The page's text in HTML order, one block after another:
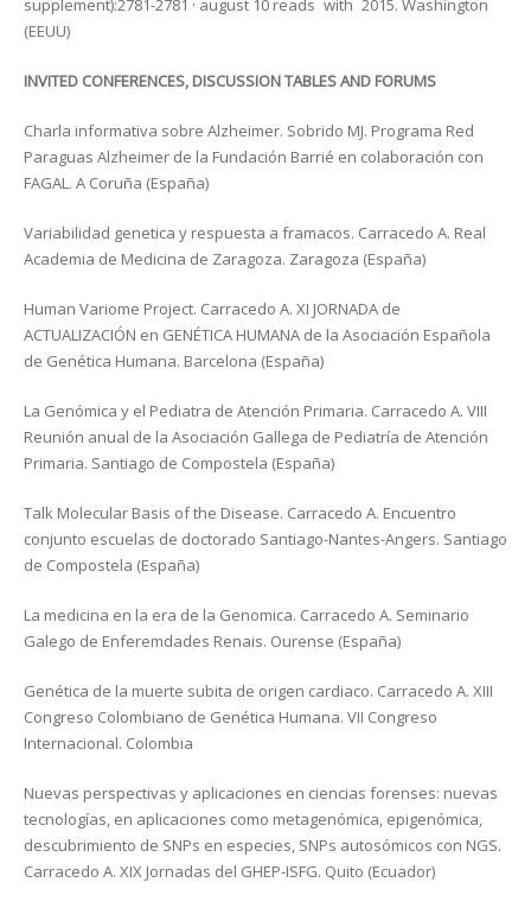
supplement):2781-2781 · august 10 reads with 2015. Washington
(EEUU)
INVITED CONFERENCES, DISCUSSION TABLES AND FORUMS
Charla informativa sobre Alzheimer. Sobrido MJ. Programa Red
Paraguas Alzheimer de la Fundación Barrié en colaboración con
FAGAL. A Coruña (España)
Variabilidad genetica y respuesta a framacos. Carracedo A. Real
Academia de Medicina de Zaragoza. Zaragoza (España)
Human Variome Project. Carracedo A. XI JORNADA de
ACTUALIZACIÓN en GENÉTICA HUMANA de la Asociación Española
de Genética Humana. Barcelona (España)
La Genómica y el Pediatra de Atención Primaria. Carracedo A. VIII
Reunión anual de la Asociación Gallega de Pediatría de Atención
Primaria. Santiago de Compostela (España)
Talk Molecular Basis of the Disease. Carracedo A. Encuentro
conjunto escuelas de doctorado Santiago-Nantes-Angers. Santiago
de Compostela (España)
La medicina en la era de la Genomica. Carracedo A. Seminario
Galego de Enferemdades Renais. Ourense (España)
Genética de la muerte subita de origen cardiaco. Carracedo A. XIII
Congreso Colombiano de Genética Humana. VII Congreso
Internacional. Colombia
Nuevas perspectivas y aplicaciones en ciencias forenses: nuevas
tecnologías, en aplicaciones como metagenómica, epigenómica,
descubrimiento de SNPs en especies, SNPs autosómicos con NGS.
Carracedo A. XIX Jornadas del GHEP-ISFG. Quito (Ecuador)